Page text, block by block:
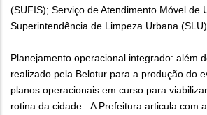
(SUFIS); Serviço de Atendimento Móvel de
Superintendência de Limpeza Urbana (SLU).
Planejamento operacional integrado: além
realizado pela Belotur para a produção do
planos operacionais em curso para
rotina da cidade. A Prefeitura articula com